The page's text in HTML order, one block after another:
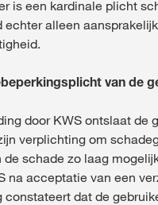
is een kardinale plicht
echter alleen
van de
door KWS ontslaat de
verplichting om
de schade zo laag
na acceptatie van een
constateert dat de